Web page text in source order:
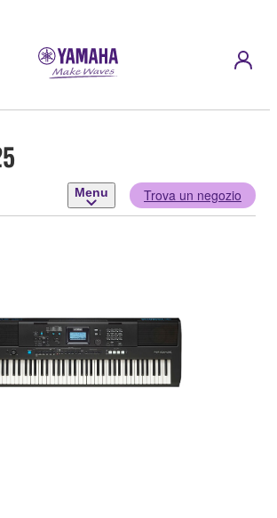
Menu Trova un negozio